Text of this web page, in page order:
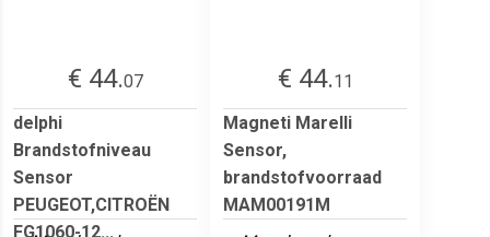
€ 44.07
delphi
Brandstofniveau
Sensor
PEUGEOT,CITROËN
FG1060-12...
€ 44.11
Magneti Marelli
Sensor,
brandstofvoorraad
MAM00191M